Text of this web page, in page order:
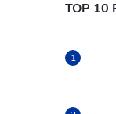
TOP 10